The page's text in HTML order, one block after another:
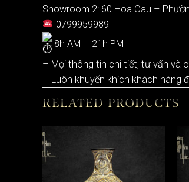
Showroom 2: 60 Hoa Cau –
0799959989
8h AM – 21h PM
– Mọi thông tin chi tiết, tư vấn và
– Luôn khuyến khích khách hàng
RELATED PRODUCTS